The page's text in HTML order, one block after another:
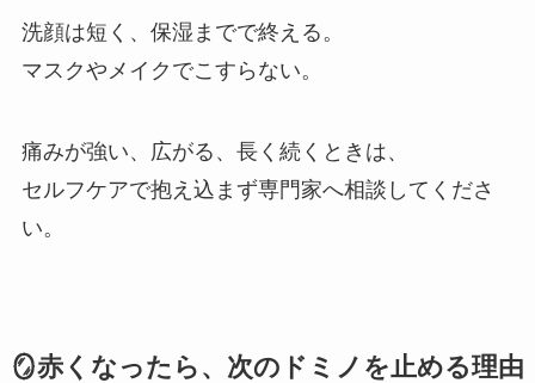
洗顔は短く、保湿までで終える。
マスクやメイクでこすらない。
痛みが強い、広がる、長く続くときは、
セルフケアで抱え込まず専門家へ相談してくださ
い。
🪞赤くなったら、次のドミノを止める理由